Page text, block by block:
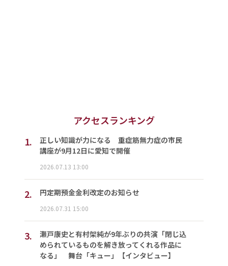
アクセスランキング
1.
正しい知識が力になる 重症筋無力症の市民
講座が9月12日に愛知で開催
2026.07.13 13:00
2. 円定期預金金利改定のお知らせ
2026.07.31 15:00
3.
瀬戸康史と有村架純が9年ぶりの共演「閉じ込
められているものを解き放ってくれる作品に
なる」 舞台「キュー」【インタビュー】